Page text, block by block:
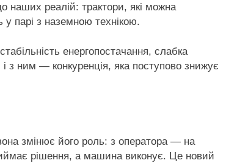
наших реалій: трактори, які можна
парі з наземною технікою.
енергопостачання, слабка
з ним — конкуренція, яка поступово знижує
змінює його роль: з оператора — на
рішення, а машина виконує. Це новий